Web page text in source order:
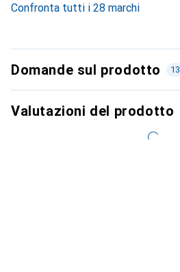
Confronta tutti i 28 marchi
Domande sul prodotto 13
Valutazioni del prodotto